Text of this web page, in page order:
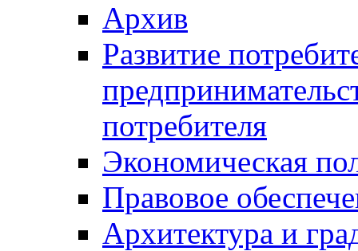
Архив
Развитие
потребителя
Экономическая
Правовое
Архитектура и